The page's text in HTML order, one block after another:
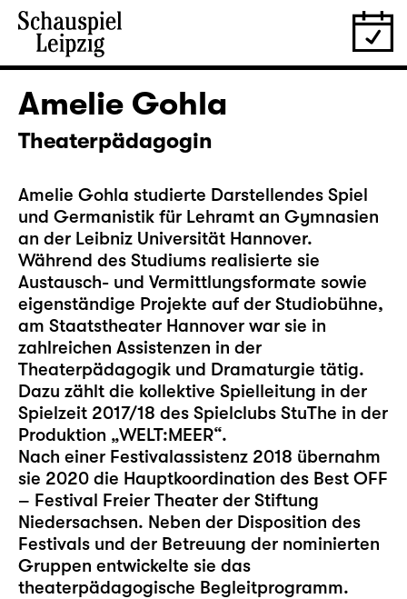
Amelie Gohla
Theaterpädagogin
Amelie Gohla studierte Darstellendes Spiel
und Germanistik für Lehramt an Gymnasien
an der Leibniz Universität Hannover.
Während des Studiums realisierte sie
Austausch- und Vermittlungsformate sowie
eigenständige Projekte auf der Studiobühne,
am Staatstheater Hannover war sie in
zahlreichen Assistenzen in der
Theaterpädagogik und Dramaturgie tätig.
Dazu zählt die kollektive Spielleitung in der
Spielzeit 2017/18 des Spielclubs StuThe in der
Produktion „WELT:MEER“.
Nach einer Festivalassistenz 2018 übernahm
sie 2020 die Hauptkoordination des Best OFF
– Festival Freier Theater der Stiftung
Niedersachsen. Neben der Disposition des
Festivals und der Betreuung der nominierten
Gruppen entwickelte sie das
theaterpädagogische Begleitprogramm.